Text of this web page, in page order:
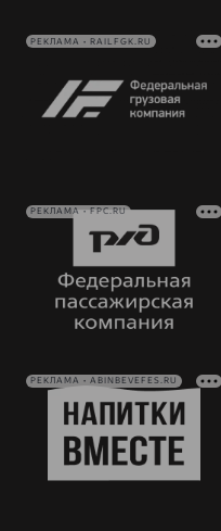
РЕКЛАМА • RAILFGK.RU
РЕКЛАМА • FPC.RU
РЕКЛАМА • ABINBEVEFES.RU